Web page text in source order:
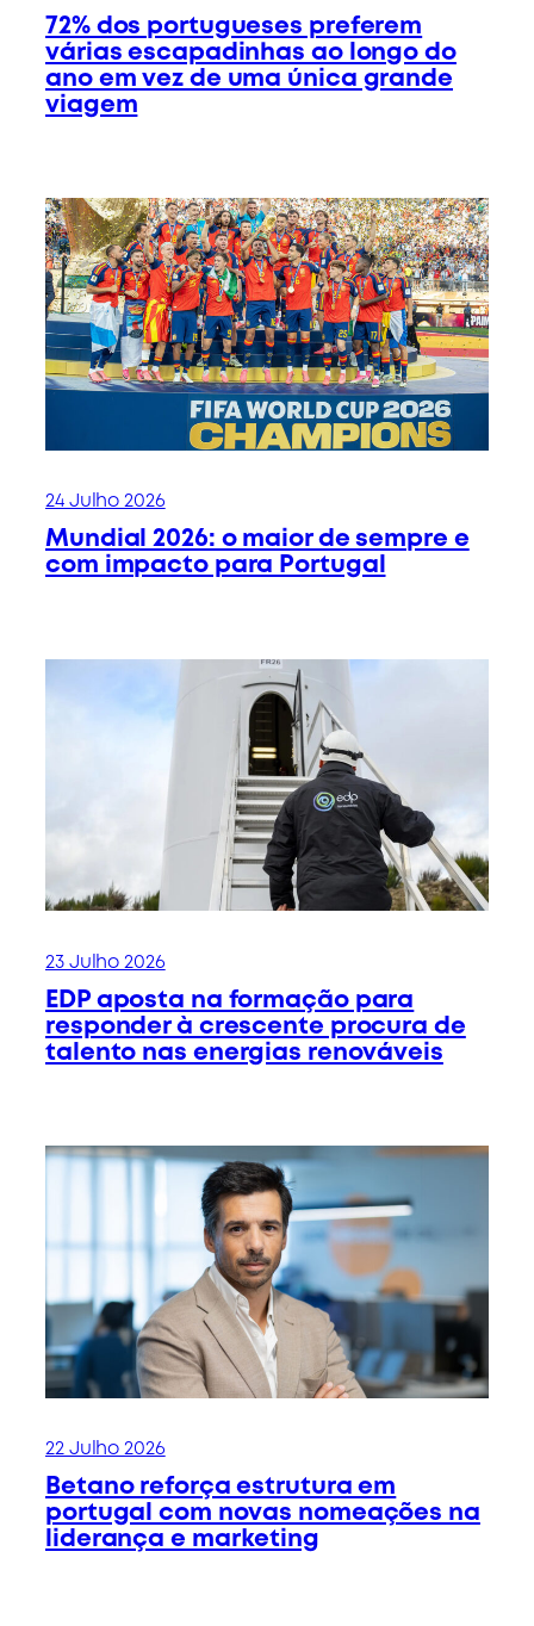
72% dos portugueses preferem
várias escapadinhas ao longo do
ano em vez de uma única grande
viagem
24 Julho 2026
Mundial 2026: o maior de sempre e
com impacto para Portugal
23 Julho 2026
EDP aposta na formação para
responder à crescente procura de
talento nas energias renováveis
22 Julho 2026
Betano reforça estrutura em
portugal com novas nomeações na
liderança e marketing